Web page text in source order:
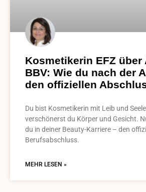
Kosmetikerin EFZ über
BBV: Wie du nach der
den offiziellen
Du bist Kosmetikerin mit Leib und
verschönerst du Körper und Gesicht.
du in deiner Beauty-Karriere – den
Berufsabschluss.
MEHR LESEN »